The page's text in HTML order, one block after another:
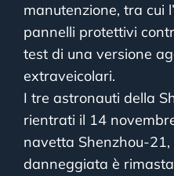
manutenzione, tra cui
pannelli protettivi
test di una versione
extraveicolari.
I tre astronauti della
rientrati il 14
navetta Shenzhou-
danneggiata è